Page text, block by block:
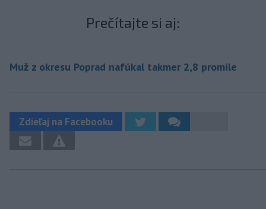
Prečítajte si aj:
Muž z okresu Poprad nafúkal takmer 2,8 promile
Zdieľaj na Facebooku